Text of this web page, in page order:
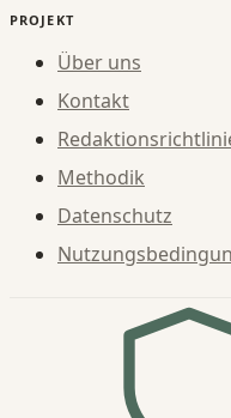
PROJEKT
Über uns
Kontakt
Methodik
Datenschutz